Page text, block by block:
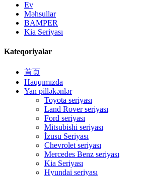
Ev
Məhsullar
BAMPER
Kia Seriyası
Kateqoriyalar
首页
Haqqımızda
Yan pilləkənlər
Toyota seriyası
Land Rover seriyası
Ford seriyası
Mitsubishi seriyası
İzusu Seriyası
Chevrolet seriyası
Mercedes Benz seriyası
Kia Seriyası
Hyundai seriyası